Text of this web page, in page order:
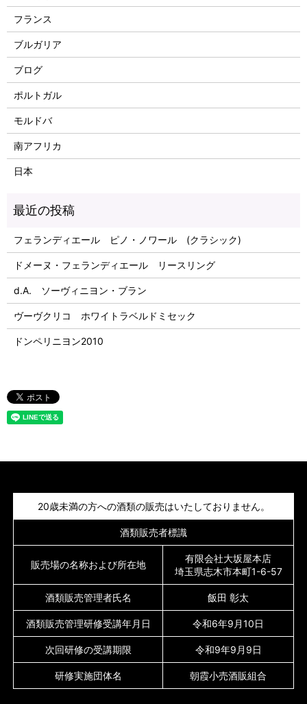
フランス
ブルガリア
ブログ
ポルトガル
モルドバ
南アフリカ
日本
フェランディエール ピノ・ノワール (クラシック)
ドメーヌ・フェランディエール リースリング
d.A. ソーヴィニヨン・ブラン
ヴーヴクリコ ホワイトラベルドミセック
ドンペリニヨン2010
20歳未満の方への酒類の販売はいたしておりません。
酒類販売者標識
販売場の名称および所在地
有限会社大坂屋本店
埼玉県志木市本町1-6-57
酒類販売管理者氏名 飯田 彰太
酒類販売管理研修受講年月日 令和6年9月10日
次回研修の受講期限 令和9年9月9日
研修実施団体名 朝霞小売酒販組合